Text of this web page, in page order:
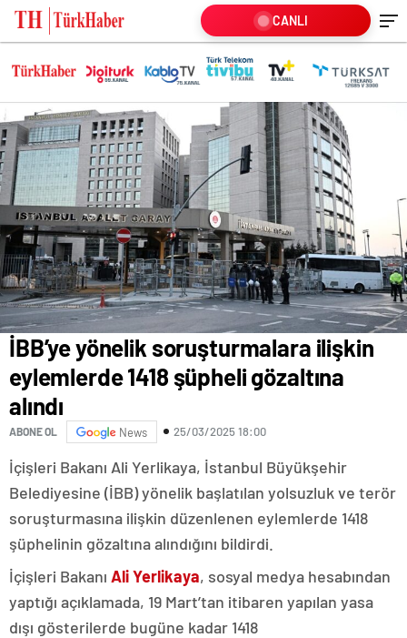
İBB’ye yönelik soruşturmalara ilişkin
eylemlerde 1418 şüpheli gözaltına
alındı
ABONE OL News 25/03/2025 18:00
İçişleri Bakanı Ali Yerlikaya, İstanbul Büyükşehir
Belediyesine (İBB) yönelik başlatılan yolsuzluk ve terör
soruşturmasına ilişkin düzenlenen eylemlerde 1418
şüphelinin gözaltına alındığını bildirdi.
İçişleri Bakanı Ali Yerlikaya, sosyal medya hesabından
yaptığı açıklamada, 19 Mart’tan itibaren yapılan yasa
dışı gösterilerde bugüne kadar 1418
CANLI